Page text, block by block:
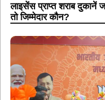
लाइसेंस प्राप्त शराब दुकानें
तो जिम्मेदार कौन?